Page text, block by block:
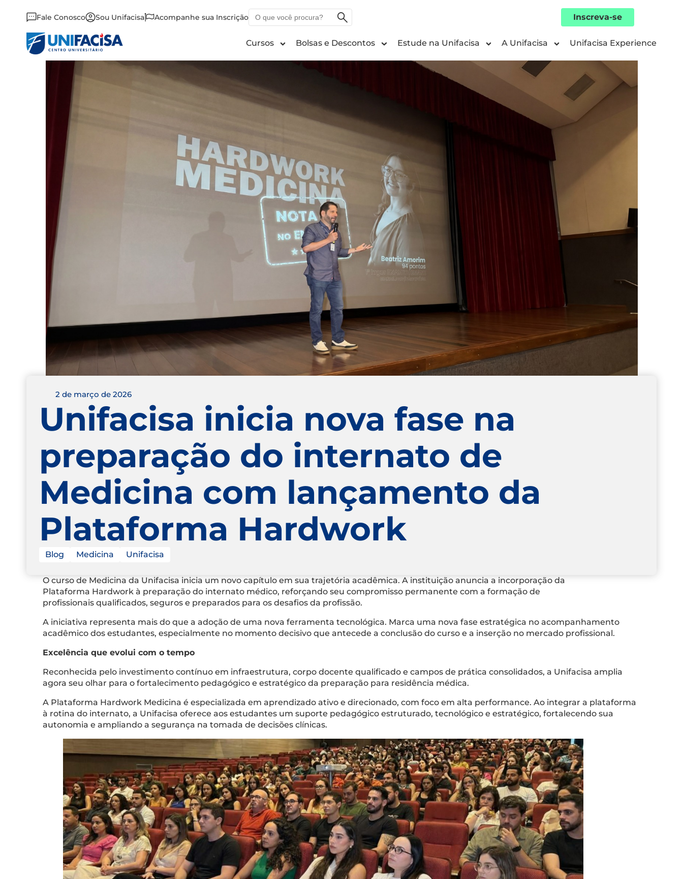
Fale Conosco Sou Unifacisa Acompanhe sua Inscrição
que
procura?
Inscreva-se
Cursos Bolsas e Descontos Estude na Unifacisa A Unifacisa Unifacisa Experience
2 de março de 2026
Unifacisa inicia nova fase na
preparação do internato de
Medicina com lançamento da
Plataforma Hardwork
Blog Medicina Unifacisa
O curso de Medicina da Unifacisa inicia um novo capítulo em sua trajetória acadêmica. A instituição anuncia a incorporação da
Plataforma Hardwork à preparação do internato médico, reforçando seu compromisso permanente com a formação de
profissionais qualificados, seguros e preparados para os desafios da profissão.
A iniciativa representa mais do que a adoção de uma nova ferramenta tecnológica. Marca uma nova fase estratégica no acompanhamento
acadêmico dos estudantes, especialmente no momento decisivo que antecede a conclusão do curso e a inserção no mercado profissional.
Excelência que evolui com o tempo
Reconhecida pelo investimento contínuo em infraestrutura, corpo docente qualificado e campos de prática consolidados, a Unifacisa amplia
agora seu olhar para o fortalecimento pedagógico e estratégico da preparação para residência médica.
A Plataforma Hardwork Medicina é especializada em aprendizado ativo e direcionado, com foco em alta performance. Ao integrar a plataforma
à rotina do internato, a Unifacisa oferece aos estudantes um suporte pedagógico estruturado, tecnológico e estratégico, fortalecendo sua
autonomia e ampliando a segurança na tomada de decisões clínicas.